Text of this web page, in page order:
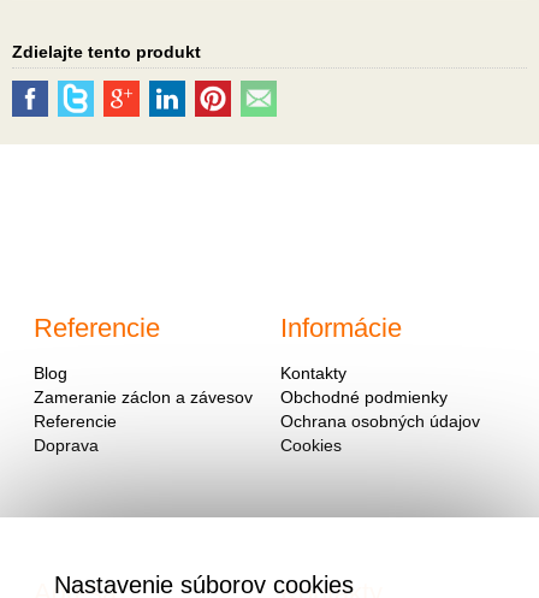
Zdielajte tento produkt
Referencie
Blog
Zameranie záclon a závesov
Referencie
Doprava
Informácie
Kontakty
Obchodné podmienky
Ochrana osobných údajov
Cookies
Nastavenie súborov cookies